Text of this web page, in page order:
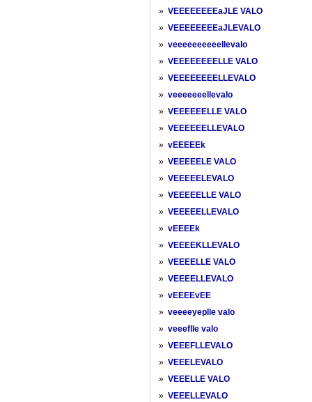
» VEEEEEEEEaJLE VALO
» VEEEEEEEEaJLEVALO
» veeeeeeeeeellevalo
» VEEEEEEEELLE VALO
» VEEEEEEEELLEVALO
» veeeeeeellevalo
» VEEEEEELLE VALO
» VEEEEEELLEVALO
» vEEEEEk
» VEEEEELE VALO
» VEEEEELEVALO
» VEEEEELLE VALO
» VEEEEELLEVALO
» vEEEEk
» VEEEEKLLEVALO
» VEEEELLE VALO
» VEEEELLEVALO
» vEEEEvEE
» veeeeyeplle valo
» veeeflle valo
» VEEEFLLEVALO
» VEEELEVALO
» VEEELLE VALO
» VEEELLEVALO